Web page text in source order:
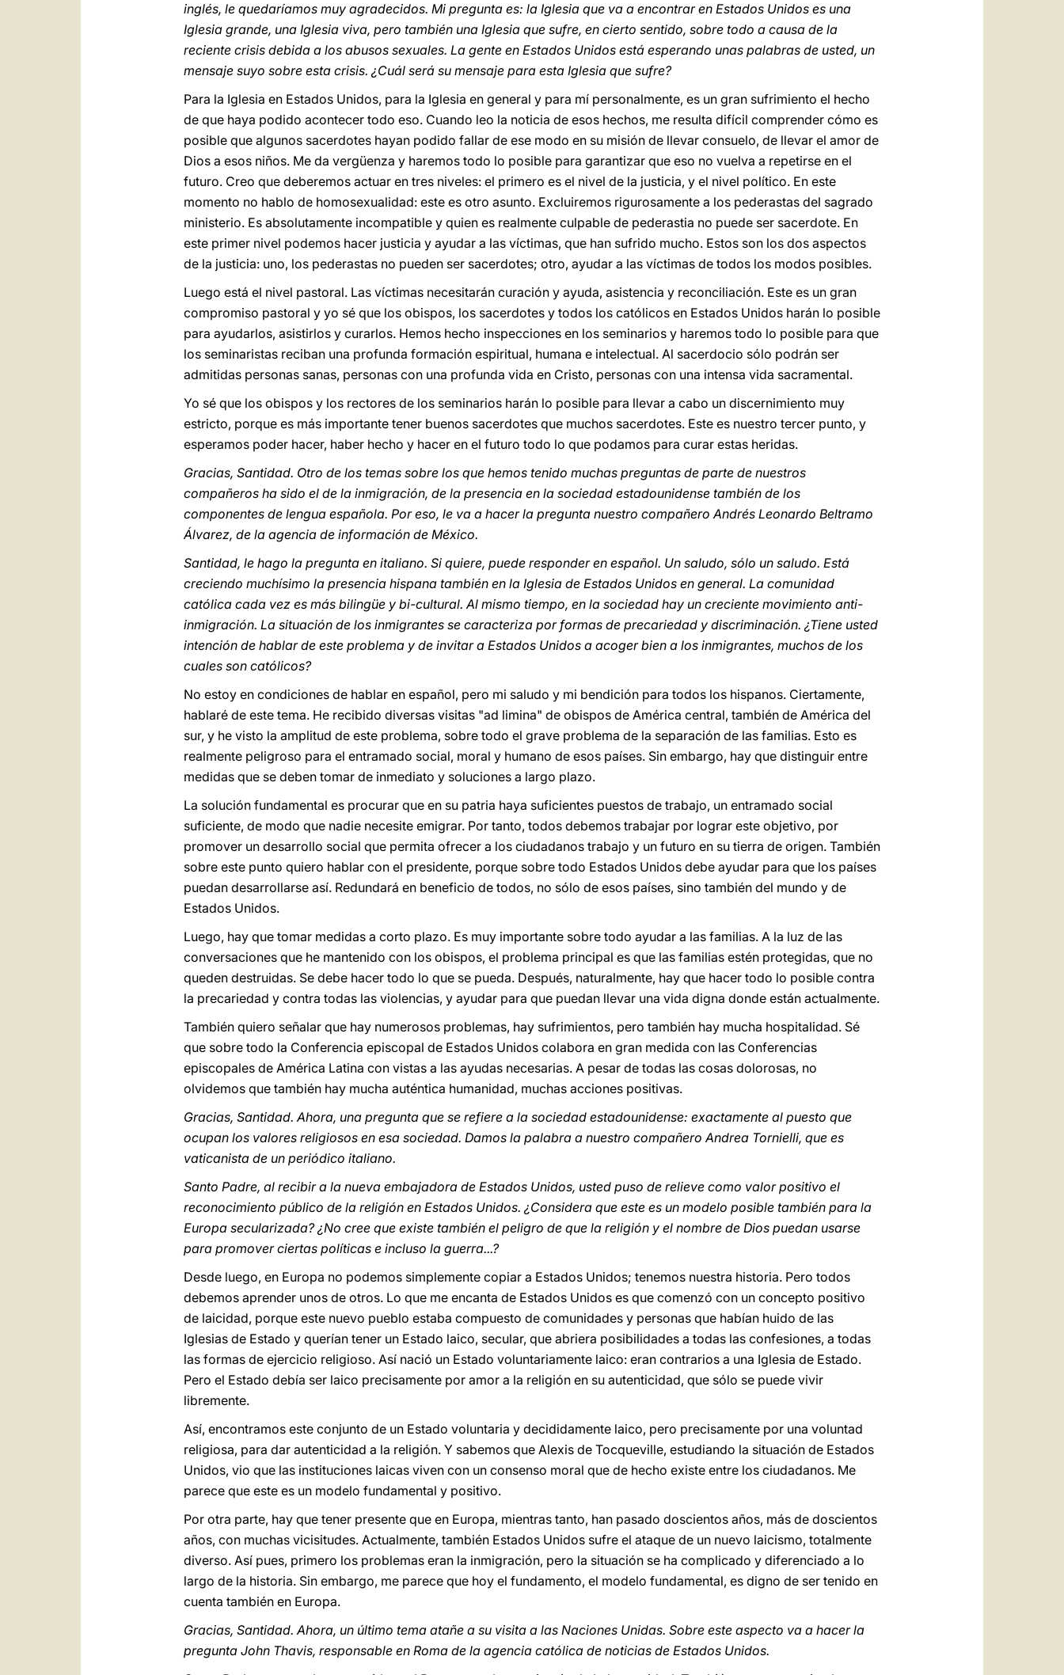
inglés, le quedaríamos muy agradecidos. Mi pregunta es: la Iglesia que va a encontrar en Estados Unidos es una
Iglesia grande, una Iglesia viva, pero también una Iglesia que sufre, en cierto sentido, sobre todo a causa de la
reciente crisis debida a los abusos sexuales. La gente en Estados Unidos está esperando unas palabras de usted, un
mensaje suyo sobre esta crisis. ¿Cuál será su mensaje para esta Iglesia que sufre?
Para la Iglesia en Estados Unidos, para la Iglesia en general y para mí personalmente, es un gran sufrimiento el hecho
de que haya podido acontecer todo eso. Cuando leo la noticia de esos hechos, me resulta difícil comprender cómo es
posible que algunos sacerdotes hayan podido fallar de ese modo en su misión de llevar consuelo, de llevar el amor de
Dios a esos niños. Me da vergüenza y haremos todo lo posible para garantizar que eso no vuelva a repetirse en el
futuro. Creo que deberemos actuar en tres niveles: el primero es el nivel de la justicia, y el nivel político. En este
momento no hablo de homosexualidad: este es otro asunto. Excluiremos rigurosamente a los pederastas del sagrado
ministerio. Es absolutamente incompatible y quien es realmente culpable de pederastia no puede ser sacerdote. En
este primer nivel podemos hacer justicia y ayudar a las víctimas, que han sufrido mucho. Estos son los dos aspectos
de la justicia: uno, los pederastas no pueden ser sacerdotes; otro, ayudar a las víctimas de todos los modos posibles.
Luego está el nivel pastoral. Las víctimas necesitarán curación y ayuda, asistencia y reconciliación. Este es un gran
compromiso pastoral y yo sé que los obispos, los sacerdotes y todos los católicos en Estados Unidos harán lo posible
para ayudarlos, asistirlos y curarlos. Hemos hecho inspecciones en los seminarios y haremos todo lo posible para que
los seminaristas reciban una profunda formación espiritual, humana e intelectual. Al sacerdocio sólo podrán ser
admitidas personas sanas, personas con una profunda vida en Cristo, personas con una intensa vida sacramental.
Yo sé que los obispos y los rectores de los seminarios harán lo posible para llevar a cabo un discernimiento muy
estricto, porque es más importante tener buenos sacerdotes que muchos sacerdotes. Este es nuestro tercer punto, y
esperamos poder hacer, haber hecho y hacer en el futuro todo lo que podamos para curar estas heridas.
Gracias, Santidad. Otro de los temas sobre los que hemos tenido muchas preguntas de parte de nuestros
compañeros ha sido el de la inmigración, de la presencia en la sociedad estadounidense también de los
componentes de lengua española. Por eso, le va a hacer la pregunta nuestro compañero Andrés Leonardo Beltramo
Álvarez, de la agencia de información de México.
Santidad, le hago la pregunta en italiano. Si quiere, puede responder en español. Un saludo, sólo un saludo. Está
creciendo muchísimo la presencia hispana también en la Iglesia de Estados Unidos en general. La comunidad
católica cada vez es más bilingüe y bi-cultural. Al mismo tiempo, en la sociedad hay un creciente movimiento anti-
inmigración. La situación de los inmigrantes se caracteriza por formas de precariedad y discriminación. ¿Tiene usted
intención de hablar de este problema y de invitar a Estados Unidos a acoger bien a los inmigrantes, muchos de los
cuales son católicos?
No estoy en condiciones de hablar en español, pero mi saludo y mi bendición para todos los hispanos. Ciertamente,
hablaré de este tema. He recibido diversas visitas "ad limina" de obispos de América central, también de América del
sur, y he visto la amplitud de este problema, sobre todo el grave problema de la separación de las familias. Esto es
realmente peligroso para el entramado social, moral y humano de esos países. Sin embargo, hay que distinguir entre
medidas que se deben tomar de inmediato y soluciones a largo plazo.
La solución fundamental es procurar que en su patria haya suficientes puestos de trabajo, un entramado social
suficiente, de modo que nadie necesite emigrar. Por tanto, todos debemos trabajar por lograr este objetivo, por
promover un desarrollo social que permita ofrecer a los ciudadanos trabajo y un futuro en su tierra de origen. También
sobre este punto quiero hablar con el presidente, porque sobre todo Estados Unidos debe ayudar para que los países
puedan desarrollarse así. Redundará en beneficio de todos, no sólo de esos países, sino también del mundo y de
Estados Unidos.
Luego, hay que tomar medidas a corto plazo. Es muy importante sobre todo ayudar a las familias. A la luz de las
conversaciones que he mantenido con los obispos, el problema principal es que las familias estén protegidas, que no
queden destruidas. Se debe hacer todo lo que se pueda. Después, naturalmente, hay que hacer todo lo posible contra
la precariedad y contra todas las violencias, y ayudar para que puedan llevar una vida digna donde están actualmente.
También quiero señalar que hay numerosos problemas, hay sufrimientos, pero también hay mucha hospitalidad. Sé
que sobre todo la Conferencia episcopal de Estados Unidos colabora en gran medida con las Conferencias
episcopales de América Latina con vistas a las ayudas necesarias. A pesar de todas las cosas dolorosas, no
olvidemos que también hay mucha auténtica humanidad, muchas acciones positivas.
Gracias, Santidad. Ahora, una pregunta que se refiere a la sociedad estadounidense: exactamente al puesto que
ocupan los valores religiosos en esa sociedad. Damos la palabra a nuestro compañero Andrea Tornielli, que es
vaticanista de un periódico italiano.
Santo Padre, al recibir a la nueva embajadora de Estados Unidos, usted puso de relieve como valor positivo el
reconocimiento público de la religión en Estados Unidos. ¿Considera que este es un modelo posible también para la
Europa secularizada? ¿No cree que existe también el peligro de que la religión y el nombre de Dios puedan usarse
para promover ciertas políticas e incluso la guerra...?
Desde luego, en Europa no podemos simplemente copiar a Estados Unidos; tenemos nuestra historia. Pero todos
debemos aprender unos de otros. Lo que me encanta de Estados Unidos es que comenzó con un concepto positivo
de laicidad, porque este nuevo pueblo estaba compuesto de comunidades y personas que habían huido de las
Iglesias de Estado y querían tener un Estado laico, secular, que abriera posibilidades a todas las confesiones, a todas
las formas de ejercicio religioso. Así nació un Estado voluntariamente laico: eran contrarios a una Iglesia de Estado.
Pero el Estado debía ser laico precisamente por amor a la religión en su autenticidad, que sólo se puede vivir
libremente.
Así, encontramos este conjunto de un Estado voluntaria y decididamente laico, pero precisamente por una voluntad
religiosa, para dar autenticidad a la religión. Y sabemos que Alexis de Tocqueville, estudiando la situación de Estados
Unidos, vio que las instituciones laicas viven con un consenso moral que de hecho existe entre los ciudadanos. Me
parece que este es un modelo fundamental y positivo.
Por otra parte, hay que tener presente que en Europa, mientras tanto, han pasado doscientos años, más de doscientos
años, con muchas vicisitudes. Actualmente, también Estados Unidos sufre el ataque de un nuevo laicismo, totalmente
diverso. Así pues, primero los problemas eran la inmigración, pero la situación se ha complicado y diferenciado a lo
largo de la historia. Sin embargo, me parece que hoy el fundamento, el modelo fundamental, es digno de ser tenido en
cuenta también en Europa.
Gracias, Santidad. Ahora, un último tema atañe a su visita a las Naciones Unidas. Sobre este aspecto va a hacer la
pregunta John Thavis, responsable en Roma de la agencia católica de noticias de Estados Unidos.